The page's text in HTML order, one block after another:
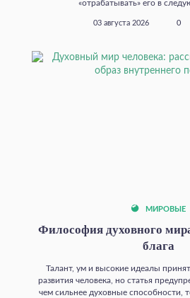
«отрабатывать» его в
03 августа 2026 0
МИРОВЫЕ
Философия духовного
блага
Талант, ум и высокие идеалы
развития человека, но статья
чем сильнее духовные способности,